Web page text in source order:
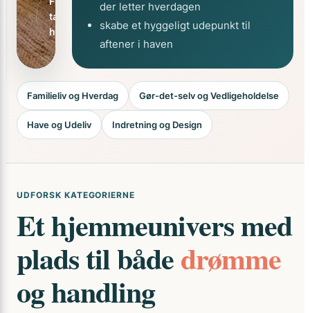
tanke til
handling
der letter hverdagen
skabe et hyggeligt udepunkt til
aftener i haven
Familieliv og Hverdag Gør-det-selv og Vedligeholdelse
Have og Udeliv Indretning og Design
UDFORSK KATEGORIERNE
Et hjemmeunivers med
plads til bådedrømme
og handling